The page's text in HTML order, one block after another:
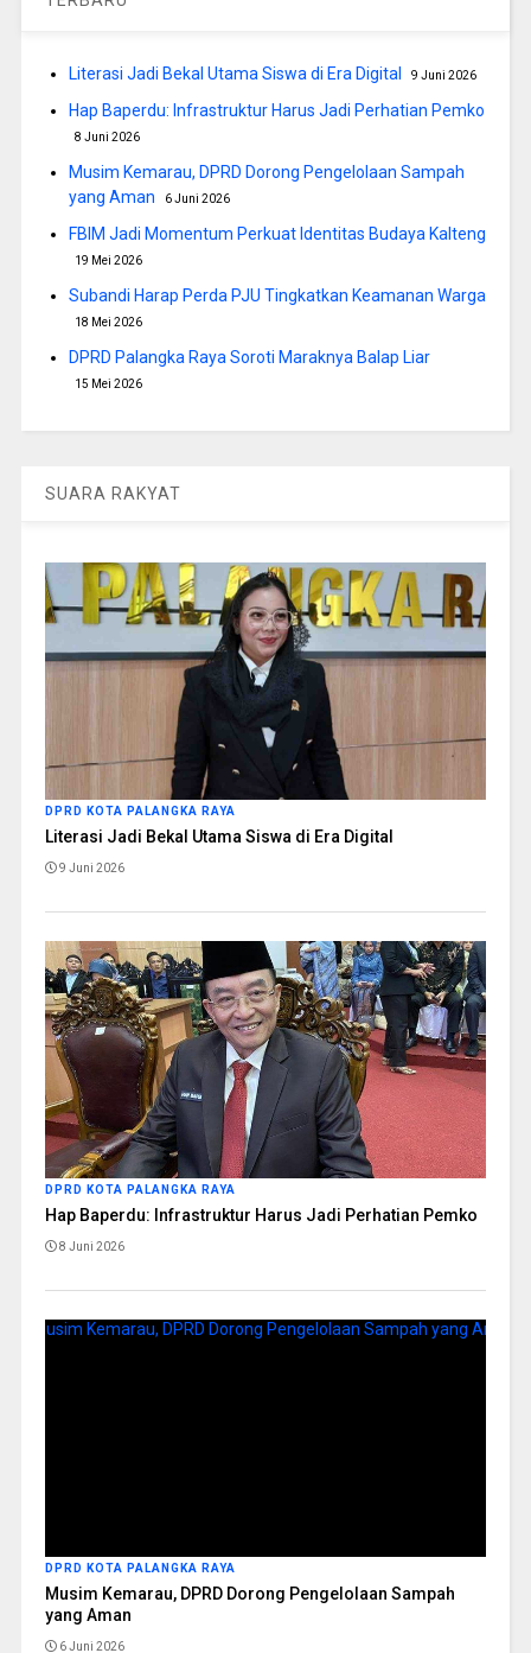
Literasi Jadi Bekal Utama Siswa di Era Digital 9 Juni 2026
Hap Baperdu: Infrastruktur Harus Jadi Perhatian Pemko
8 Juni 2026
Musim Kemarau, DPRD Dorong Pengelolaan Sampah
yang Aman
6 Juni 2026
FBIM Jadi Momentum Perkuat Identitas Budaya Kalteng
19 Mei 2026
Subandi Harap Perda PJU Tingkatkan Keamanan Warga
18 Mei 2026
DPRD Palangka Raya Soroti Maraknya Balap Liar
15 Mei 2026
SUARA RAKYAT
DPRD KOTA PALANGKA RAYA
Literasi Jadi Bekal Utama Siswa di Era Digital
9 Juni 2026
DPRD KOTA PALANGKA RAYA
Hap Baperdu: Infrastruktur Harus Jadi Perhatian Pemko
8 Juni 2026
DPRD KOTA PALANGKA RAYA
Musim Kemarau, DPRD Dorong Pengelolaan Sampah
yang Aman
6 Juni 2026